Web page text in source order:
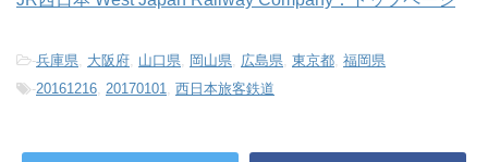
-兵庫県, 大阪府, 山口県, 岡山県, 広島県, 東京都, 福岡県
-20161216, 20170101, 西日本旅客鉄道